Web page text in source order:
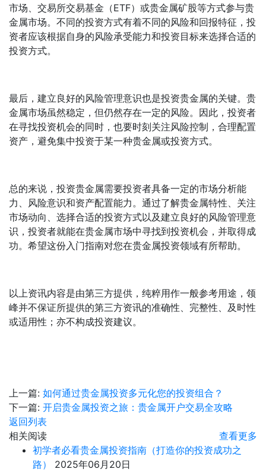
市场、交易所交易基金（ETF）或贵金属矿股等方式参与贵
金属市场。不同的投资方式有着不同的风险和回报特征，投
资者应该根据自身的风险承受能力和投资目标来选择合适的
投资方式。
最后，建立良好的风险管理意识也是投资贵金属的关键。贵
金属市场虽然稳定，但仍然存在一定的风险。因此，投资者
在寻找投资机会的同时，也要时刻关注风险控制，合理配置
资产，避免集中投资于某一种贵金属或投资方式。
总的来说，投资贵金属需要投资者具备一定的市场分析能
力、风险意识和资产配置能力。通过了解贵金属特性、关注
市场动向、选择合适的投资方式以及建立良好的风险管理意
识，投资者就能在贵金属市场中寻找到投资机会，并取得成
功。希望这份入门指南对您在贵金属投资领域有所帮助。
以上资讯内容是由第三方提供，纯粹用作一般参考用途，领
峰并不保证所提供的第三方资讯的准确性、完整性、及时性
或适用性；亦不构成投资建议。
上一篇: 如何通过贵金属投资多元化您的投资组合？
下一篇: 开启贵金属投资之旅：贵金属开户交易全攻略
返回列表
相关阅读
查看更多
初学者必看贵金属投资指南（打造你的投资成功之
路）
2025年06月20日